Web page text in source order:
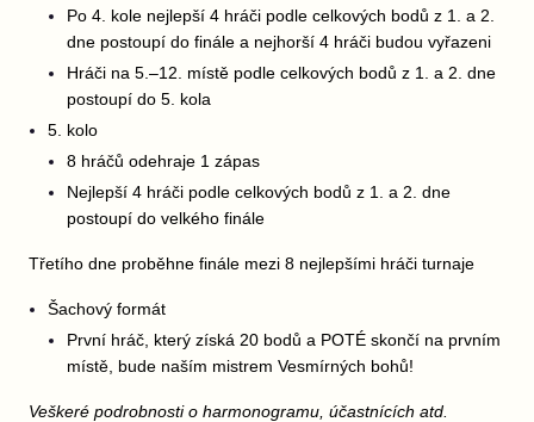
Po 4. kole nejlepší 4 hráči podle celkových bodů z 1. a 2.
dne postoupí do finále a nejhorší 4 hráči budou vyřazeni
Hráči na 5.–12. místě podle celkových bodů z 1. a 2. dne
postoupí do 5. kola
5. kolo
8 hráčů odehraje 1 zápas
Nejlepší 4 hráči podle celkových bodů z 1. a 2. dne
postoupí do velkého finále
Třetího dne proběhne finále mezi 8 nejlepšími hráči turnaje
Šachový formát
První hráč, který získá 20 bodů a POTÉ skončí na prvním
místě, bude naším mistrem Vesmírných bohů!
Veškeré podrobnosti o harmonogramu, účastnících atd.